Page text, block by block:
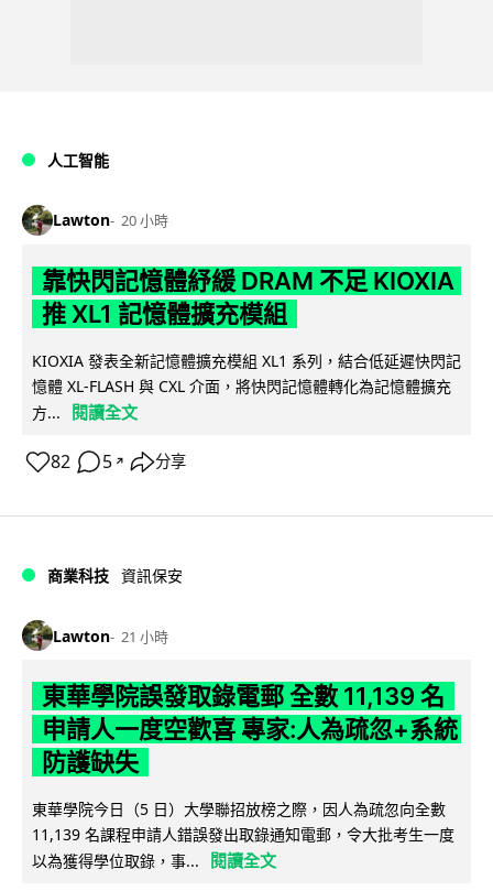
人工智能
Lawton 20 小時
靠快閃記憶體紓緩 DRAM 不足 KIOXIA
推 XL1 記憶體擴充模組
KIOXIA 發表全新記憶體擴充模組 XL1 系列，結合低延遲快閃記
憶體 XL-FLASH 與 CXL 介面，將快閃記憶體轉化為記憶體擴充
方...
閱讀全文
82 5 ↗ 分享
商業科技 資訊保安
Lawton 21 小時
東華學院誤發取錄電郵 全數 11,139 名
申請人一度空歡喜 專家:人為疏忽+系統
防護缺失
東華學院今日（5 日）大學聯招放榜之際，因人為疏忽向全數
11,139 名課程申請人錯誤發出取錄通知電郵，令大批考生一度
以為獲得學位取錄，事...
閱讀全文